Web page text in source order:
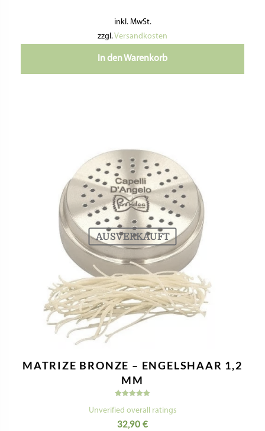
inkl. MwSt.
zzgl.Versandkosten
In den Warenkorb
AUSVERKAUFT
MATRIZE BRONZE – ENGELSHAAR 1,2
MM
mit
von 5
Unverified overall ratings
32,90 €